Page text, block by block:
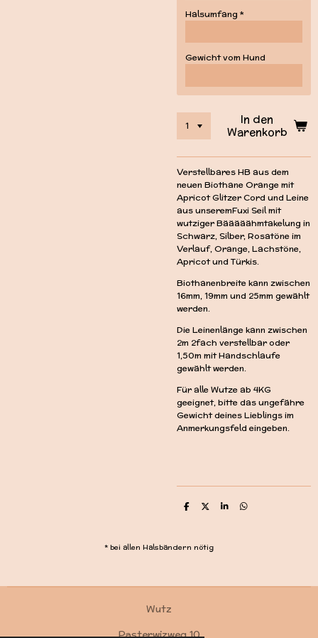
Halsumfang *
Gewicht vom Hund
In den
Warenkorb
Verstellbares HB aus dem
neuen Biothane Orange mit
Apricot Glitzer Cord und Leine
aus unseremFuxi Seil mit
wutziger Bääääähmtakelung in
Schwarz, Silber, Rosatöne im
Verlauf, Orange, Lachstöne,
Apricot und Türkis.
Biothanenbreite kann zwischen
16mm, 19mm und 25mm gewählt
werden.
Die Leinenlänge kann zwischen
2m 2fach verstellbar oder
1,50m mit Handschlaufe
gewählt werden.
Für alle Wutze ab 4KG
geeignet, bitte das ungefähre
Gewicht deines Lieblings im
Anmerkungsfeld eingeben.
T
n
T
e
n
T
T
* bei allen Halsbändern nötig
Wutz
Pasterwizweg 10